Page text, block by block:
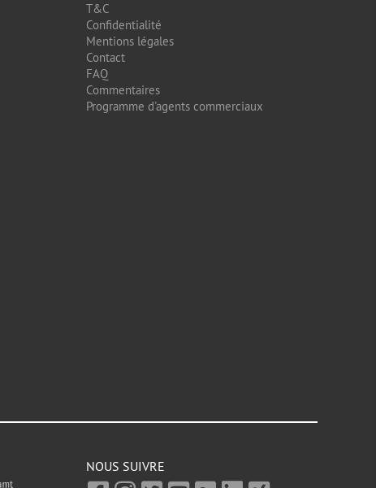
T&C
Confidentialité
Mentions légales
Contact
FAQ
Commentaires
Programme d'agents commerciaux
NOUS SUIVRE